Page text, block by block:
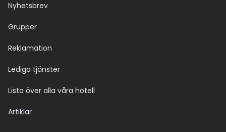
Nyhetsbrev
Grupper
Reklamation
Lediga tjänster
Lista över alla våra hotell
Artiklar